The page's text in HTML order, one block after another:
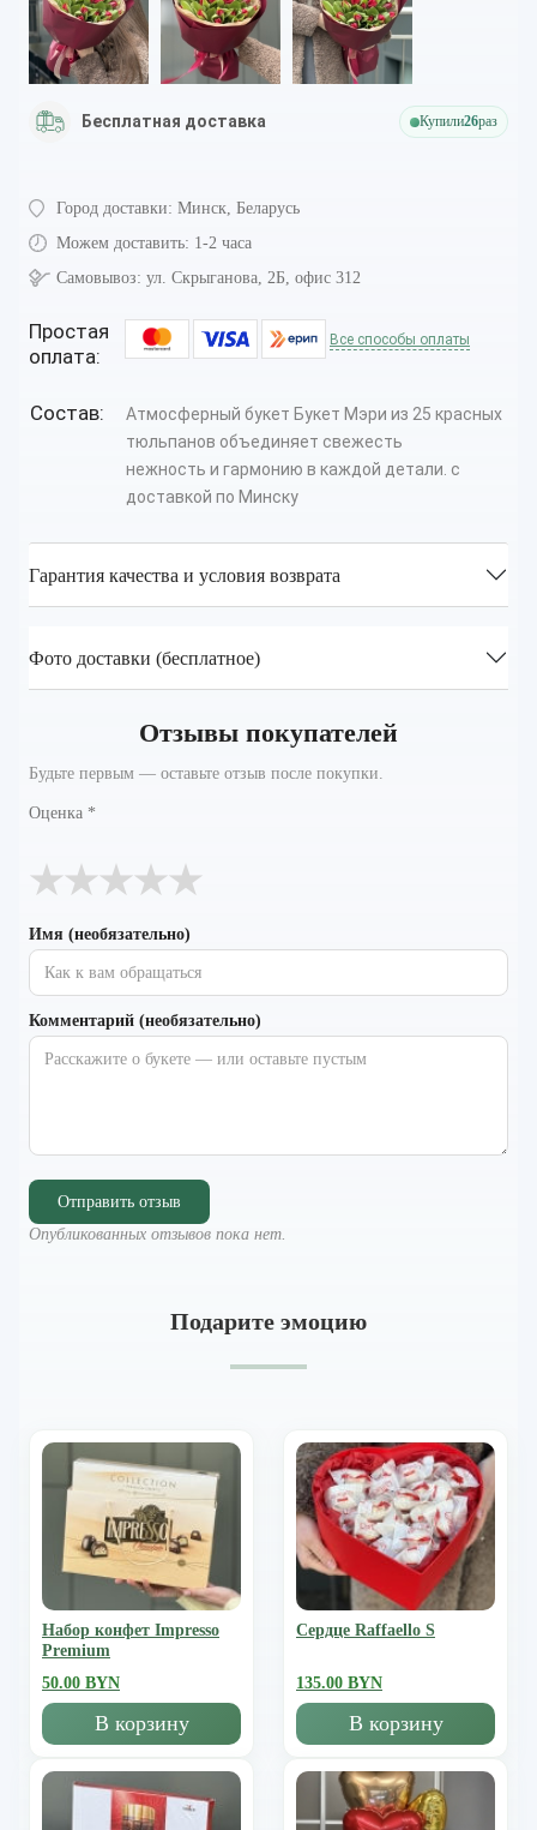
Бесплатная доставка Купили26раз
Город доставки: Минск, Беларусь
Можем доставить: 1-2 часа
Самовывоз: ул. Скрыганова, 2Б, офис 312
Простая
оплата:
Все способы оплаты
Состав:
Атмосферный букет Букет Мэри из 25 красных
тюльпанов объединяет свежесть
нежность и гармонию в каждой детали. с
доставкой по Минску
Гарантия качества и условия возврата
Фото доставки (бесплатное)
Отзывы покупателей
Будьте первым — оставьте отзыв после покупки.
Оценка *
★
★
★
★
★
Имя (необязательно)
Комментарий (необязательно)
Отправить отзыв
Опубликованных отзывов пока нет.
Подарите эмоцию
Набор конфет Impresso
Premium
50.00 BYN
В корзину
Сердце Raffaello S
135.00 BYN
В корзину